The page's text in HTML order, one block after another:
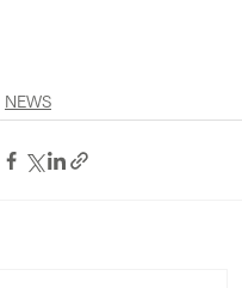
NEWS